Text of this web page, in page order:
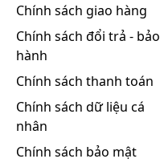
Chính sách giao hàng
Chính sách đổi trả - bảo
hành
Chính sách thanh toán
Chính sách dữ liệu cá
nhân
Chính sách bảo mật